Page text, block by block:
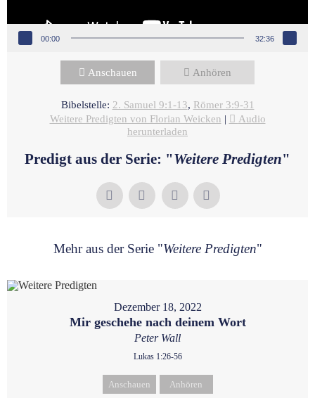
00:00 32:36
Anschauen Anhören
Bibelstelle: 2. Samuel 9:1-13, Römer 3:9-31
Weitere Predigten von Florian Weicken |
Audio
herunterladen
Predigt aus der Serie: "Weitere Predigten"
Mehr aus der Serie "Weitere Predigten"
Dezember 18, 2022
Mir geschehe nach deinem Wort
Peter Wall
Lukas 1:26-56
Anschauen Anhören